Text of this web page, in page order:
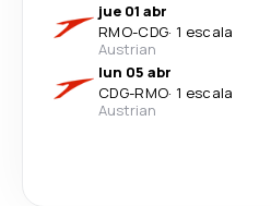
jue 01 abr
RMO-CDG· 1 escala
Austrian
lun 05 abr
CDG-RMO· 1 escala
Austrian